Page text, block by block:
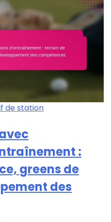
de station
:
greens de
des